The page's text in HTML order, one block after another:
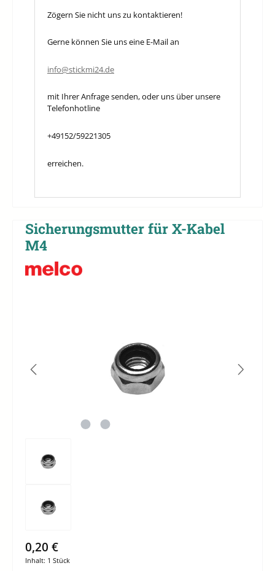
Zögern Sie nicht uns zu kontaktieren!
Gerne können Sie uns eine E-Mail an
info@stickmi24.de
mit Ihrer Anfrage senden, oder uns über unsere
Telefonhotline
+49152/59221305
erreichen.
Sicherungsmutter für X-Kabel
M4
0,20 €
Inhalt: 1 Stück